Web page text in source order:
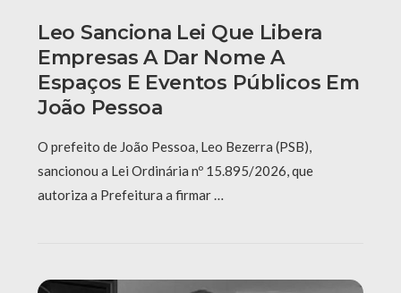
Leo Sanciona Lei Que Libera
Empresas A Dar Nome A
Espaços E Eventos Públicos Em
João Pessoa
O prefeito de João Pessoa, Leo Bezerra (PSB),
sancionou a Lei Ordinária nº 15.895/2026, que
autoriza a Prefeitura a firmar …